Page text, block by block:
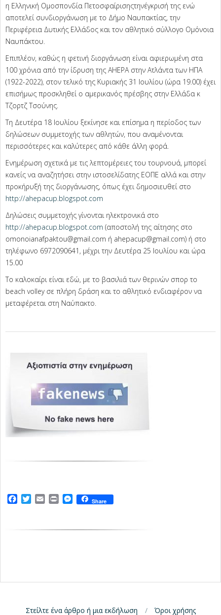
η Ελληνική Ομοσπονδία Πετοσφαίρισηςτηνέγκρισή της ενώ
αποτελεί συνδιοργάνωση με το Δήμο Ναυπακτίας, την
Περιφέρεια Δυτικής Ελλάδος και τον αθλητικό σύλλογο Ομόνοια
Ναυπάκτου.
Επιπλέον, καθώς η φετινή διοργάνωση είναι αφιερωμένη στα
100 χρόνια από την ίδρυση της AHEPA στην Ατλάντα των ΗΠΑ
(1922-2022), στον τελικό της Κυριακής 31 Ιουλίου (ώρα 19.00) έχει
επισήμως προσκληθεί ο αμερικανός πρέσβης στην Ελλάδα κ
Τζορτζ Τσούνης.
Tη Δευτέρα 18 Ιουλίου ξεκίνησε και επίσημα η περίοδος των
δηλώσεων συμμετοχής των αθλητών, που αναμένονται
περισσότερες και καλύτερες από κάθε άλλη φορά.
Ενημέρωση σχετικά με τις λεπτομέρειες του τουρνουά, μπορεί
κανείς να αναζητήσει στην ιστοσελίδατης ΕΟΠΕ αλλά και στην
προκήρυξή της διοργάνωσης, όπως έχει δημοσιευθεί στο
http://ahepacup.blogspot.com
Δηλώσεις συμμετοχής γίνονται ηλεκτρονικά στο
http://ahepacup.blogspot.com (αποστολή της αίτησης στο
omonoianafpaktou@gmail.com ή ahepacup@gmail.com) ή στο
τηλέφωνο 6972090641, μέχρι την Δευτέρα 25 Ιουλίου και ώρα
15.00
Το καλοκαίρι είναι εδώ, με το βασιλιά των θερινών σπορ το
beach volley σε πλήρη δράση και το αθλητικό ενδιαφέρον να
μεταφέρεται στη Ναύπακτο.
Facebook
TwitterEmailPrintMessenger
Share
Στείλτε ένα άρθρο ή μια εκδήλωση Όροι χρήσης